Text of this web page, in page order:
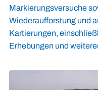
Markierungsversuche
Wiederaufforstung und
Kartierungen,
Erhebungen und